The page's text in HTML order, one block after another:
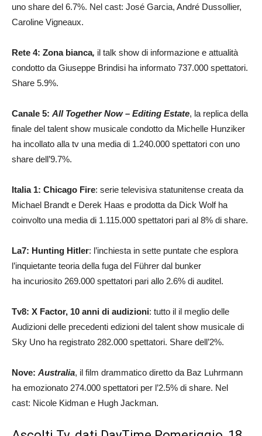
uno share del 6.7%. Nel cast: José Garcia, André Dussollier,
Caroline Vigneaux.
Rete 4: Zona bianca, il talk show di informazione e attualità
condotto da Giuseppe Brindisi ha informato 737.000 spettatori.
Share 5.9%.
Canale 5: All Together Now – Editing Estate, la replica della
finale del talent show musicale condotto da Michelle Hunziker
ha incollato alla tv una media di 1.240.000 spettatori con uno
share dell’9.7%.
Italia 1: Chicago Fire: serie televisiva statunitense creata da
Michael Brandt e Derek Haas e prodotta da Dick Wolf ha
coinvolto una media di 1.115.000 spettatori pari al 8% di share.
La7: Hunting Hitler: l’inchiesta in sette puntate che esplora
l’inquietante teoria della fuga del Führer dal bunker
ha incuriosito 269.000 spettatori pari allo 2.6% di auditel.
Tv8: X Factor, 10 anni di audizioni: tutto il il meglio delle
Audizioni delle precedenti edizioni del talent show musicale di
Sky Uno ha registrato 282.000 spettatori. Share dell’2%.
Nove: Australia, il film drammatico diretto da Baz Luhrmann
ha emozionato 274.000 spettatori per l’2.5% di share. Nel
cast: Nicole Kidman e Hugh Jackman.